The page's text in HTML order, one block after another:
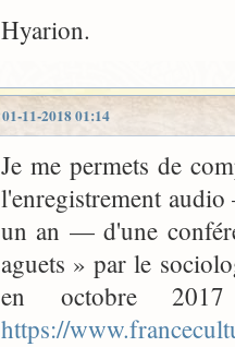
Hyarion.
01-11-2018 01:14
Je me permets de
l'enregistrement
un an — d'une
aguets » par le
en octobre
https://